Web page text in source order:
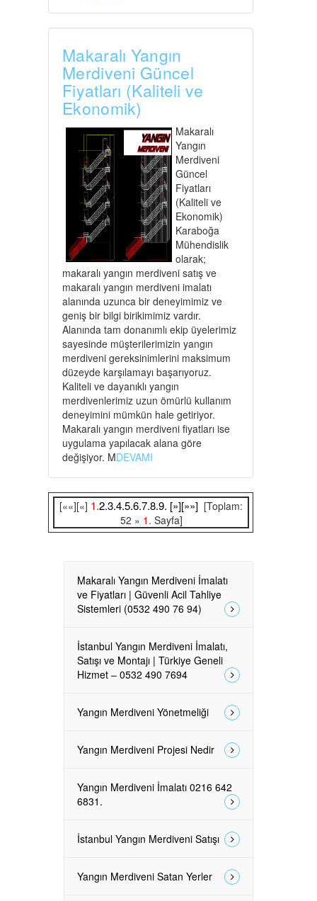
Makaralı Yangın
Merdiveni Güncel
Fiyatları (Kaliteli ve
Ekonomik)
Makaralı
Yangın
Merdiveni
Güncel
Fiyatları
(Kaliteli ve
Ekonomik)
Karaboğa
Mühendislik
olarak;
makaralı yangın merdiveni satış ve
makaralı yangın merdiveni imalatı
alanında uzunca bir deneyimimiz ve
geniş bir bilgi birikimimiz vardır.
Alanında tam donanımlı ekip üyelerimiz
sayesinde müşterilerimizin yangın
merdiveni gereksinimlerini maksimum
düzeyde karşılamayı başarıyoruz.
Kaliteli ve dayanıklı yangın
merdivenlerimiz uzun ömürlü kullanım
deneyimini mümkün hale getiriyor.
Makaralı yangın merdiveni fiyatları ise
uygulama yapılacak alana göre
değişiyor. MDEVAMI
[««][«] 1.2.3.4.5.6.7.8.9. [»][»»] [Toplam:
52 » 1. Sayfa]
Makaralı Yangın Merdiveni İmalatı
ve Fiyatları | Güvenli Acil Tahliye
Sistemleri (0532 490 76 94)
İstanbul Yangın Merdiveni İmalatı,
Satışı ve Montajı | Türkiye Geneli
Hizmet – 0532 490 7694
Yangın Merdiveni Yönetmeliği
Yangın Merdiveni Projesi Nedir
Yangın Merdiveni İmalatı 0216 642
6831.
İstanbul Yangın Merdiveni Satışı
Yangın Merdiveni Satan Yerler